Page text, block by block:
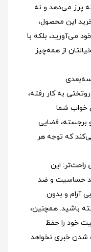
پرز می‌دهد و نه
این محصول،
می‌آورید، بلکه با
از همه‌چیز
به کار رفته،
خواب شما
فضایی
که توجه هر
راحت‌تر: این
300 گرمی ضد حساسیت و ضد
آرام و بدون
باشید. همچنین،
خود را حفظ
شدن خبری نخواهد